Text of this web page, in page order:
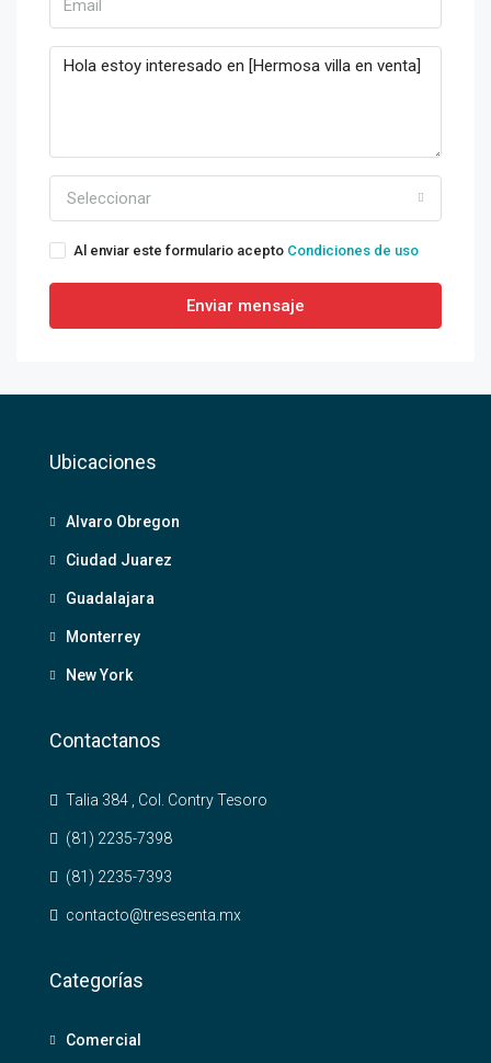
Seleccionar
Al enviar este formulario acepto Condiciones de uso
Enviar mensaje
Ubicaciones
Alvaro Obregon
Ciudad Juarez
Guadalajara
Monterrey
New York
Contactanos
Talia 384 , Col. Contry Tesoro
(81) 2235-7398
(81) 2235-7393
contacto@tresesenta.mx
Categorías
Comercial